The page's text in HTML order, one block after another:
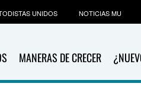
MANERAS DE CRECER
UNIDOS NOTICIAS MU